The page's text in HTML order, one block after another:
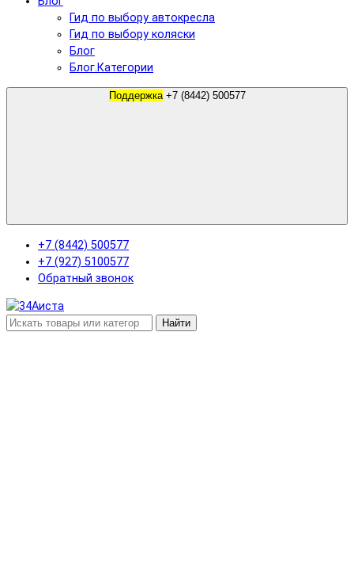
Гид по выбору автокресла
Гид по выбору коляски
Блог
Блог.Категории
Поддержка +7 (8442) 500577
+7 (8442) 500577
+7 (927) 5100577
Обратный звонок
Найти